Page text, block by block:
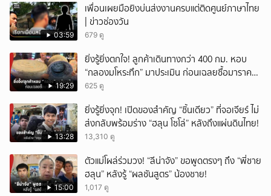
03:59
เพื่อนเผยมือยิงบ่นส่งงานครบแต่ติดศูนย์ภาษาไทย
| ข่าวช่องวัน
679 ดู
19:29
ยิ่งรู้ยิ่งตกใจ! ลูกค้าเดินทางกว่า 400 กม. หอบ
“กลองมโหระทึก” มาประเมิน ก่อนเฉลยซื้อมาราคา
เท่าไหร่?
625 ดู
13:28
ยิ่งรู้ยิ่งจุก! เปิดของสำคัญ “ชิ้นเดียว” ที่จอเจียร์ ไม่
ส่งกลับพร้อมร่าง “ฮลุน โซโล่” หลังถึงแผ่นดินไทย!
13,310 ดู
15:00
ตัวแม่โผล่ร่วมวง! “ลีน่าจัง” ขอพูดตรงๆ ถึง “พี่ชาย
ฮลุน” หลังรู้ “ผลชันสูตร” น้องชาย!
1,017 ดู